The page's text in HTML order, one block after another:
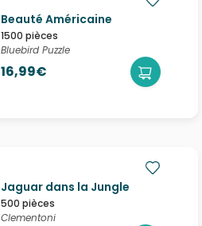
Beauté Américaine
1500 pièces
Bluebird Puzzle
16,99€
Jaguar dans la Jungle
500 pièces
Clementoni